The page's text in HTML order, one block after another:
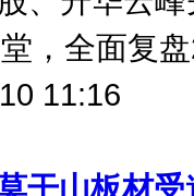
、升华云
，全面复